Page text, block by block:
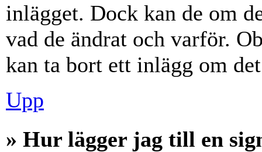
inlägget. Dock kan de om
vad de ändrat och varför.
kan ta bort ett inlägg om
Upp
» Hur lägger jag till en